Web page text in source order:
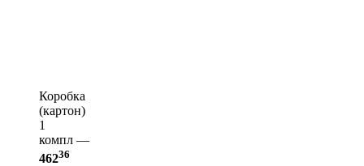
Коробка
(картон)
1
компл —
46236